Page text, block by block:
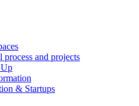
process and projects
& Startups